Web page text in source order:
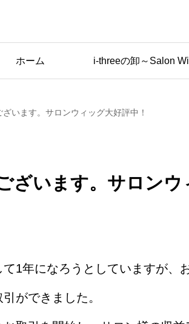
ホーム i-threeの卸～Salon
います。サロンウィッグ大好評中！
ざいます。サロンウ
1年になろうとしていますが、
ができました。